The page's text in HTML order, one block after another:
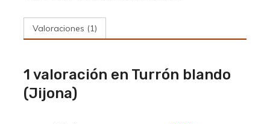
Valoraciones (1)
1 valoración en Turrón blando
(Jijona)